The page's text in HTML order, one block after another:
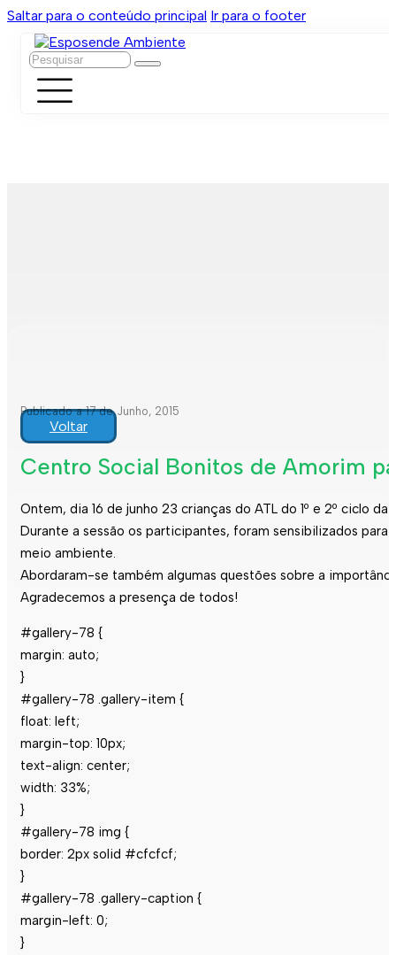
Saltar para o conteúdo principal Ir para o footer
Pesquisar
Publicado a 17 de Junho, 2015
Voltar
Centro Social Bonitos de Amorim
Ontem, dia 16 de junho 23 crianças do ATL do 1º e 2º ciclo
Durante a sessão os participantes, foram sensibilizados para
meio ambiente.
Abordaram-se também algumas questões sobre a
Agradecemos a presença de todos!
#gallery-78 {
margin: auto;
}
#gallery-78 .gallery-item {
float: left;
margin-top: 10px;
text-align: center;
width: 33%;
}
#gallery-78 img {
border: 2px solid #cfcfcf;
}
#gallery-78 .gallery-caption {
margin-left: 0;
}